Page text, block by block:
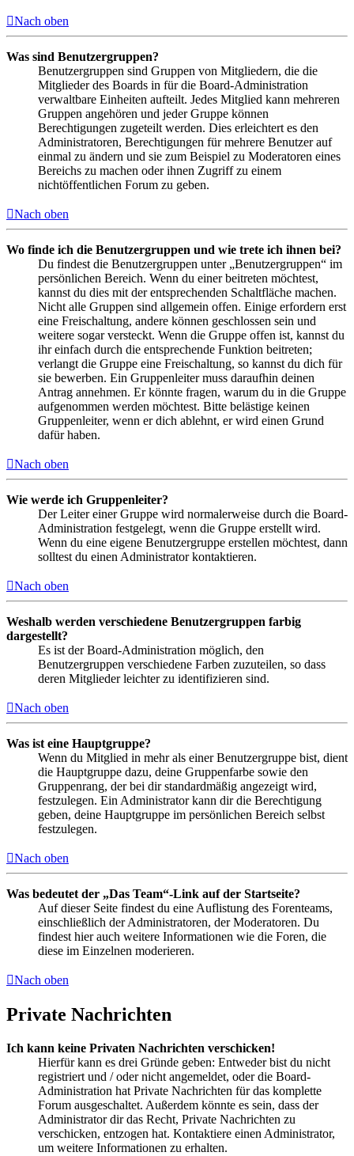
Nach oben
Was sind Benutzergruppen?
Benutzergruppen sind Gruppen von Mitgliedern, die die
Mitglieder des Boards in für die Board-Administration
verwaltbare Einheiten aufteilt. Jedes Mitglied kann mehreren
Gruppen angehören und jeder Gruppe können
Berechtigungen zugeteilt werden. Dies erleichtert es den
Administratoren, Berechtigungen für mehrere Benutzer auf
einmal zu ändern und sie zum Beispiel zu Moderatoren eines
Bereichs zu machen oder ihnen Zugriff zu einem
nichtöffentlichen Forum zu geben.
Nach oben
Wo finde ich die Benutzergruppen und wie trete ich ihnen bei?
Du findest die Benutzergruppen unter „Benutzergruppen“ im
persönlichen Bereich. Wenn du einer beitreten möchtest,
kannst du dies mit der entsprechenden Schaltfläche machen.
Nicht alle Gruppen sind allgemein offen. Einige erfordern erst
eine Freischaltung, andere können geschlossen sein und
weitere sogar versteckt. Wenn die Gruppe offen ist, kannst du
ihr einfach durch die entsprechende Funktion beitreten;
verlangt die Gruppe eine Freischaltung, so kannst du dich für
sie bewerben. Ein Gruppenleiter muss daraufhin deinen
Antrag annehmen. Er könnte fragen, warum du in die Gruppe
aufgenommen werden möchtest. Bitte belästige keinen
Gruppenleiter, wenn er dich ablehnt, er wird einen Grund
dafür haben.
Nach oben
Wie werde ich Gruppenleiter?
Der Leiter einer Gruppe wird normalerweise durch die Board-
Administration festgelegt, wenn die Gruppe erstellt wird.
Wenn du eine eigene Benutzergruppe erstellen möchtest, dann
solltest du einen Administrator kontaktieren.
Nach oben
Weshalb werden verschiedene Benutzergruppen farbig
dargestellt?
Es ist der Board-Administration möglich, den
Benutzergruppen verschiedene Farben zuzuteilen, so dass
deren Mitglieder leichter zu identifizieren sind.
Nach oben
Was ist eine Hauptgruppe?
Wenn du Mitglied in mehr als einer Benutzergruppe bist, dient
die Hauptgruppe dazu, deine Gruppenfarbe sowie den
Gruppenrang, der bei dir standardmäßig angezeigt wird,
festzulegen. Ein Administrator kann dir die Berechtigung
geben, deine Hauptgruppe im persönlichen Bereich selbst
festzulegen.
Nach oben
Was bedeutet der „Das Team“-Link auf der Startseite?
Auf dieser Seite findest du eine Auflistung des Forenteams,
einschließlich der Administratoren, der Moderatoren. Du
findest hier auch weitere Informationen wie die Foren, die
diese im Einzelnen moderieren.
Nach oben
Private Nachrichten
Ich kann keine Privaten Nachrichten verschicken!
Hierfür kann es drei Gründe geben: Entweder bist du nicht
registriert und / oder nicht angemeldet, oder die Board-
Administration hat Private Nachrichten für das komplette
Forum ausgeschaltet. Außerdem könnte es sein, dass der
Administrator dir das Recht, Private Nachrichten zu
verschicken, entzogen hat. Kontaktiere einen Administrator,
um weitere Informationen zu erhalten.